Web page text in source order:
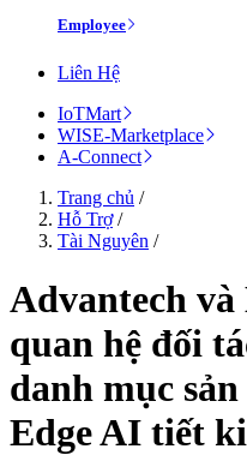
Employee
Liên Hệ
IoTMart
WISE-Marketplace
A-Connect
Trang chủ /
Hỗ Trợ/
Tài Nguyên /
Advantech
quan hệ đối
danh mục
Edge AI tiết